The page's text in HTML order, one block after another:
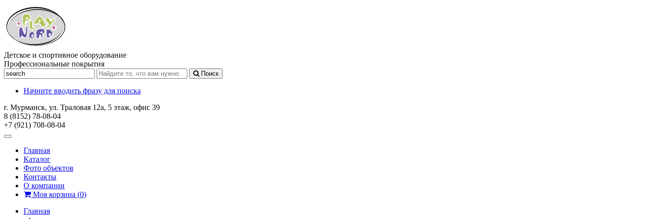
Детское и спортивное оборудование
Профессиональные покрытия
Поиск
Начните вводить фразу для поиска
г. Мурманск, ул. Траловая 12а, 5 этаж, офис 39
8 (8152) 78-08-04
+7 (921) 708-08-04
Главная
Каталог
Фото объектов
Контакты
О компании
Моя корзина (0)
Главная